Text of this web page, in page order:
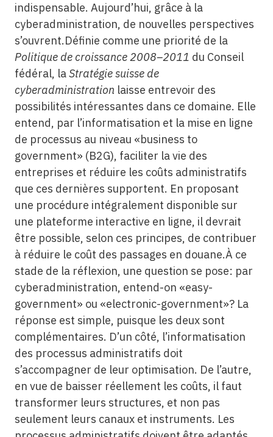
indispensable. Aujourd’hui, grâce à la
cyberadministration, de nouvelles perspectives
s’ouvrent.Définie comme une priorité de la
Politique de croissance 2008–2011 du Conseil
fédéral, laStratégie suisse de
cyberadministration laisse entrevoir des
possibilités intéressantes dans ce domaine. Elle
entend, par l’informatisation et la mise en ligne
de processus au niveau «business to
government» (B2G), faciliter la vie des
entreprises et réduire les coûts administratifs
que ces dernières supportent. En proposant
une procédure intégralement disponible sur
une plateforme interactive en ligne, il devrait
être possible, selon ces principes, de contribuer
à réduire le coût des passages en douane.À ce
stade de la réflexion, une question se pose: par
cyberadministration, entend-on «easy-
government» ou «electronic-government»? La
réponse est simple, puisque les deux sont
complémentaires. D’un côté, l’informatisation
des processus administratifs doit
s’accompagner de leur optimisation. De l’autre,
en vue de baisser réellement les coûts, il faut
transformer leurs structures, et non pas
seulement leurs canaux et instruments. Les